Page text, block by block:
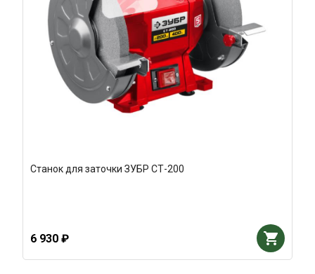
Станок для заточки ЗУБР СТ-200
6 930 ₽